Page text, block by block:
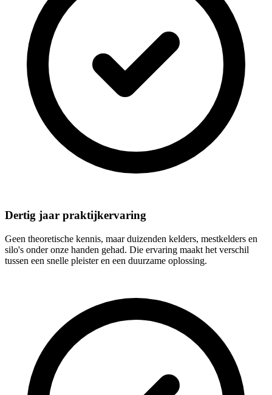
Dertig jaar praktijkervaring
Geen theoretische kennis, maar duizenden kelders, mestkelders en
silo's onder onze handen gehad. Die ervaring maakt het verschil
tussen een snelle pleister en een duurzame oplossing.